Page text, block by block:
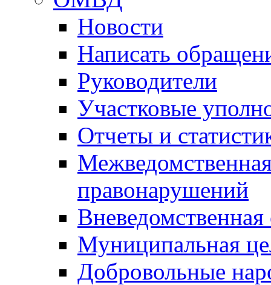
Новости
Написать
Руководители
Участковые
Отчеты и
правонарушений
Вневедомственная
Муниципальная
Добровольные